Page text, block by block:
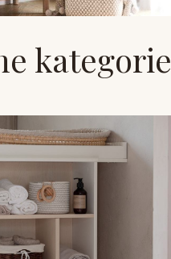
kategorie